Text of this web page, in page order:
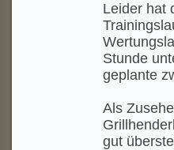
Leider hat
Stunde
geplante
Als
gut